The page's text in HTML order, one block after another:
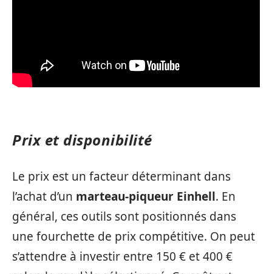
Prix et disponibilité
Le prix est un facteur déterminant dans
l’achat d’un marteau-piqueur Einhell. En
général, ces outils sont positionnés dans
une fourchette de prix compétitive. On peut
s’attendre à investir entre 150 € et 400 €